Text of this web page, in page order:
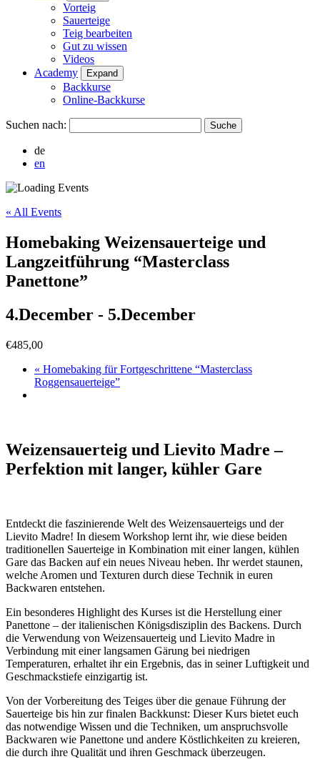
Vorteig
Sauerteige
Teig bearbeiten
Gut zu wissen
Videos
Academy
Expand
Backkurse
Online-Backkurse
Suchen nach:
de
en
« All Events
Homebaking Weizensauerteige und
Langzeitführung “Masterclass
Panettone”
4.December - 5.December
€485,00
« Homebaking für Fortgeschrittene “Masterclass
Roggensauerteige”
Weizensauerteig und Lievito Madre –
Perfektion mit langer, kühler Gare
Entdeckt die faszinierende Welt des Weizensauerteigs und der
Lievito Madre! In diesem Workshop lernt ihr, wie diese beiden
traditionellen Sauerteige in Kombination mit einer langen, kühlen
Gare das Backen auf ein neues Niveau heben. Ihr werdet staunen,
welche Aromen und Texturen durch diese Technik in euren
Backwaren entstehen.
Ein besonderes Highlight des Kurses ist die Herstellung einer
Panettone – der italienischen Königsdisziplin des Backens. Durch
die Verwendung von Weizensauerteig und Lievito Madre in
Verbindung mit einer langsamen Gärung bei niedrigen
Temperaturen, erhaltet ihr ein Ergebnis, das in seiner Luftigkeit und
Geschmackstiefe einzigartig ist.
Von der Vorbereitung des Teiges über die genaue Führung der
Sauerteige bis hin zur finalen Backkunst: Dieser Kurs bietet euch
das notwendige Wissen und die Techniken, um anspruchsvolle
Backwaren wie Panettone und andere Köstlichkeiten zu kreieren,
die durch ihre Qualität und ihren Geschmack überzeugen.